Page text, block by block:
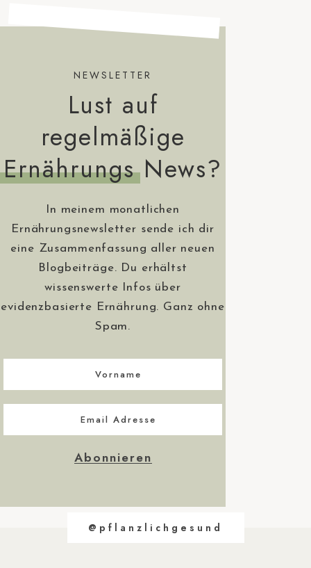
NEWSLETTER
Lust auf
regelmäßige
ErnährungsNews?
In meinem monatlichen
Ernährungsnewsletter sende ich dir
eine Zusammenfassung aller neuen
Blogbeiträge. Du erhältst
wissenswerte Infos über
evidenzbasierte Ernährung. Ganz ohne
Spam.
@pflanzlichgesund